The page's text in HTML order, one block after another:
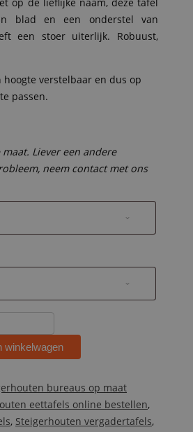
blad en een onderstel van
een stoer uiterlijk. Robuust,
verstelbaar en dus op
passen.
Liever een andere
neem contact met ons
winkelwagen
bureaus op maat
eettafels online bestellen,
, Steigerhouten vergadertafels,